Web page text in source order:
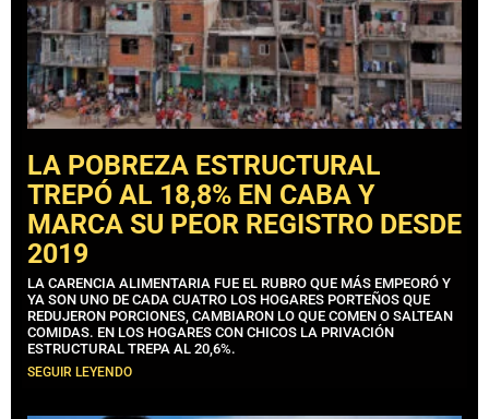
LA POBREZA ESTRUCTURAL
TREPÓ AL 18,8% EN CABA Y
MARCA SU PEOR REGISTRO DESDE
2019
LA CARENCIA ALIMENTARIA FUE EL RUBRO QUE MÁS EMPEORÓ Y
YA SON UNO DE CADA CUATRO LOS HOGARES PORTEÑOS QUE
REDUJERON PORCIONES, CAMBIARON LO QUE COMEN O SALTEAN
COMIDAS. EN LOS HOGARES CON CHICOS LA PRIVACIÓN
ESTRUCTURAL TREPA AL 20,6%.
SEGUIR LEYENDO